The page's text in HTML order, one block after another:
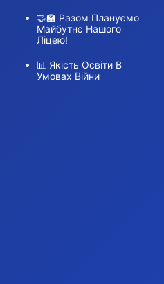
🤝🏫 Разом Плануємо
Майбутнє Нашого
Ліцею!
📊 Якість Освіти В
Умовах Війни